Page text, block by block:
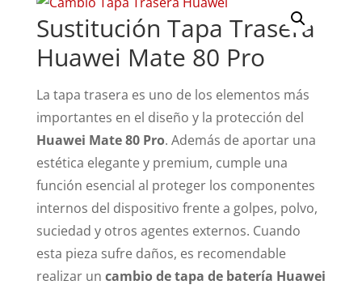
Sustitución Tapa Trasera
Huawei Mate 80 Pro
La tapa trasera es uno de los elementos más
importantes en el diseño y la protección del
Huawei Mate 80 Pro. Además de aportar una
estética elegante y premium, cumple una
función esencial al proteger los componentes
internos del dispositivo frente a golpes, polvo,
suciedad y otros agentes externos. Cuando
esta pieza sufre daños, es recomendable
realizar un cambio de tapa de batería Huawei